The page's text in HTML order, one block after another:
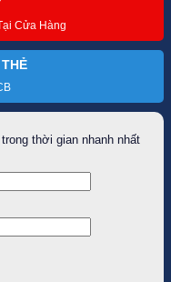
Cửa Hàng
thời gian nhanh nhất